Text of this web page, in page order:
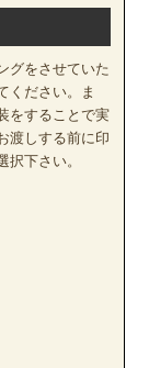
グをさせていた
ください。ま
をすることで実
渡しする前に印
下さい。